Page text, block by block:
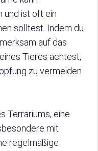
und ist oft ein
solltest. Indem du
auf das
Tieres achtest,
zu vermeiden
Terrariums, eine
mit
regelmäßige